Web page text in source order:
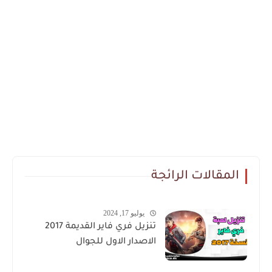
المقالات الرائجة
يوليو 17, 2024
تنزيل فري فاير القديمة 2017
الاصدار الاول للجوال